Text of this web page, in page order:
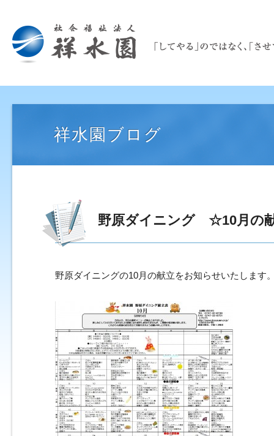
祥水園ブログ
野原ダイニング ☆10月の
野原ダイニングの10月の献立をお知らせいたします